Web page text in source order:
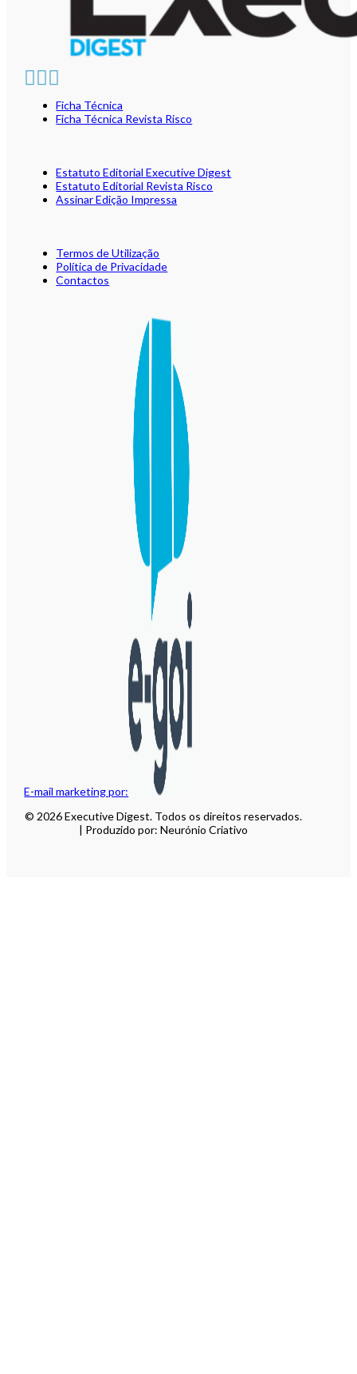
E-mail marketing por:
Ficha Técnica
Ficha Técnica Revista Risco
Estatuto Editorial Executive Digest
Estatuto Editorial Revista Risco
Assinar Edição Impressa
Termos de Utilização
Política de Privacidade
Contactos
© 2026 Executive Digest. Todos os direitos reservados.
| Produzido por: Neurónio Criativo